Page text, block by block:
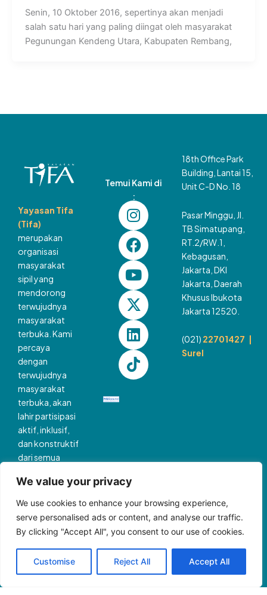
We value your privacy
We use cookies to enhance your browsing experience,
serve personalised ads or content, and analyse our traffic.
By clicking "Accept All", you consent to our use of cookies.
Customise Reject All Accept All
Senin, 10 Oktober 2016, sepertinya akan menjadi
salah satu hari yang paling diingat oleh masyarakat
Pegunungan Kendeng Utara, Kabupaten Rembang,
Yayasan Tifa
(Tifa)
merupakan
organisasi
masyarakat
sipil yang
mendorong
terwujudnya
masyarakat
terbuka. Kami
percaya
dengan
terwujudnya
masyarakat
terbuka, akan
lahir partisipasi
aktif, inklusif,
dan konstruktif
dari semua
akan
membawa kita
yang lebih
berkemanusiaan
Temui Kami di
:
I
n
s
t
a
g
r
a
m
F
a
c
e
b
o
o
k
Y
o
u
t
u
b
e
X
-
t
w
i
t
t
e
r
L
i
n
k
e
d
i
n
T
i
k
t
o
k
18th Office Park
Building, Lantai 15,
Unit C-D No. 18
Pasar Minggu, Jl.
TB Simatupang,
RT.2/RW.1,
Kebagusan,
Jakarta, DKI
Jakarta, Daerah
Khusus Ibukota
Jakarta 12520.
(021) 22701427 |
Surel